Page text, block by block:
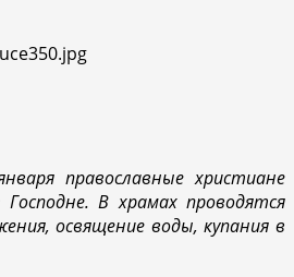
православные христиане
В храмах проводятся
освящение воды, купания в